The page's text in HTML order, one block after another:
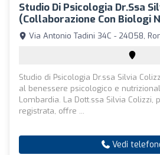
Studio Di Psicologia Dr.ssa
(collaborazione Con Biologi
Via Antonio Tadini 34C - 24058,
Studio di Psicologia Dr.ssa Silvia
al benessere psicologico e
Lombardia. La Dott.ssa Silvia Colizzi,
registrata, offre ...
Vedi